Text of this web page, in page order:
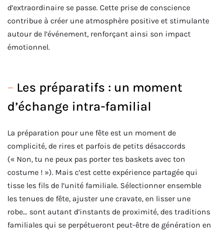
d’extraordinaire se passe. Cette prise de conscience
contribue à créer une atmosphère positive et stimulante
autour de l’événement, renforçant ainsi son impact
émotionnel.
– Les préparatifs : un moment
d’échange intra-familial
La préparation pour une fête est un moment de
complicité, de rires et parfois de petits désaccords
(« Non, tu ne peux pas porter tes baskets avec ton
costume ! »). Mais c’est cette expérience partagée qui
tisse les fils de l’unité familiale. Sélectionner ensemble
les tenues de fête, ajuster une cravate, en lisser une
robe… sont autant d’instants de proximité, des traditions
familiales qui se perpétueront peut-être de génération en